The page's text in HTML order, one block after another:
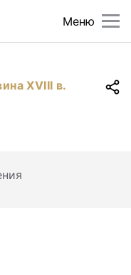
Меню
ХVIII в.